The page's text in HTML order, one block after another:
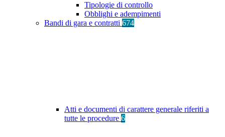
Tipologie di controllo
Obblighi e adempimenti
Bandi di gara e contratti 674
Atti e documenti di carattere generale riferiti a
tutte le procedure 6